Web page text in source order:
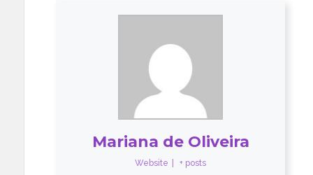
Mariana de Oliveira
Website + posts